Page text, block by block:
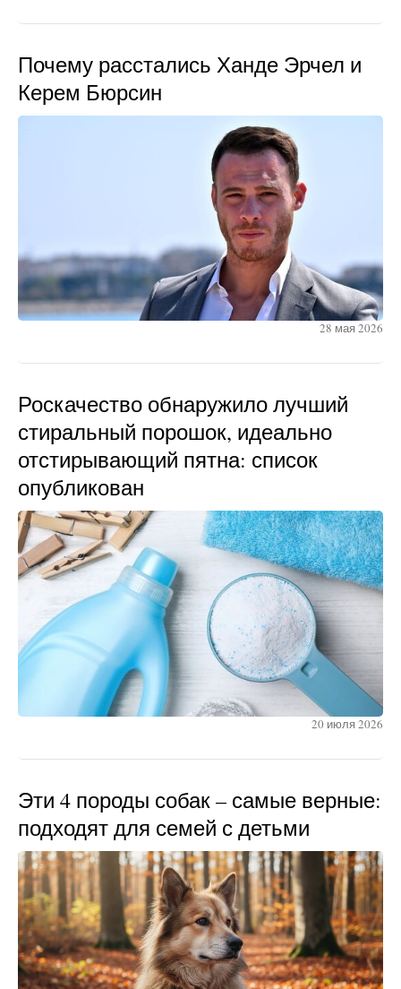
Почему расстались Ханде Эрчел и
Керем Бюрсин
28 мая 2026
Роскачество обнаружило лучший
стиральный порошок, идеально
отстирывающий пятна: список
опубликован
20 июля 2026
Эти 4 породы собак – самые верные:
подходят для семей с детьми